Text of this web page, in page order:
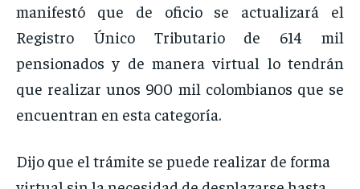
manifestó que de oficio se actualizará el
Registro Único Tributario de 614 mil
pensionados y de manera virtual lo tendrán
que realizar unos 900 mil colombianos que se
encuentran en esta categoría.
Dijo que el trámite se puede realizar de forma